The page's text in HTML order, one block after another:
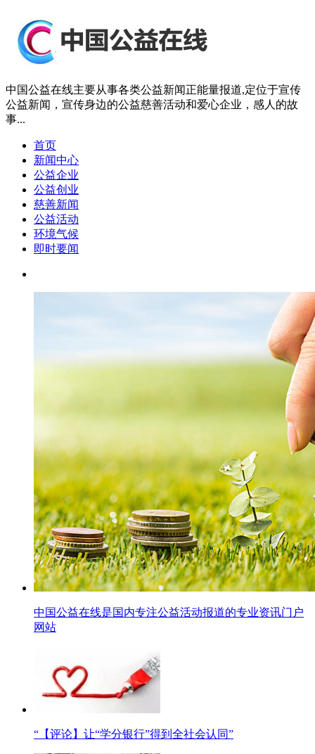
中国公益在线主要从事各类公益新闻正能量报道,定位于宣传
公益新闻，宣传身边的公益慈善活动和爱心企业，感人的故
事...
首页
新闻中心
公益企业
公益创业
慈善新闻
公益活动
环境气候
即时要闻
中国公益在线是国内专注公益活动报道的专业资讯门户
网站
“【评论】让“学分银行”得到全社会认同”